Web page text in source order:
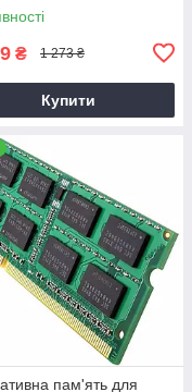
₴ 1 273 ₴
Купити
пам'ять для